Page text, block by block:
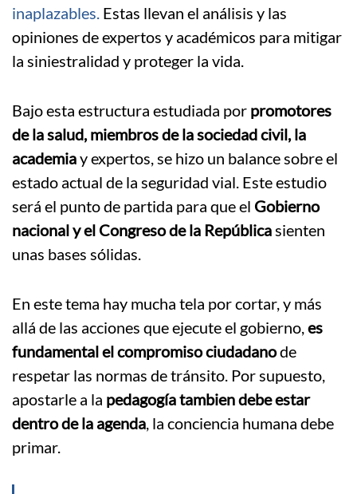
inaplazables. Estas llevan el análisis y las
opiniones de expertos y académicos para mitigar
la siniestralidad y proteger la vida.
Bajo esta estructura estudiada por promotores
de la salud, miembros de la sociedad civil, la
academiay expertos, se hizo un balance sobre el
estado actual de la seguridad vial. Este estudio
será el punto de partida para que el Gobierno
nacional y el Congreso de la Repúblicasienten
unas bases sólidas.
En este tema hay mucha tela por cortar, y más
allá de las acciones que ejecute el gobierno,es
fundamental el compromiso ciudadanode
respetar las normas de tránsito. Por supuesto,
apostarle a la pedagogía tambien debe estar
dentro de la agenda, la conciencia humana debe
primar.